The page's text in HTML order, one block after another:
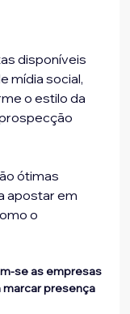
disponíveis
mídia social,
o estilo da
ótimas
apostar em
o
se as empresas
presença